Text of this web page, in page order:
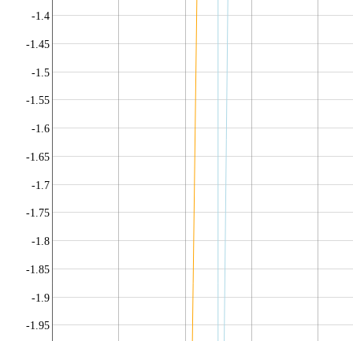
-1.95
-1.9
-1.85
-1.8
-1.75
-1.7
-1.65
-1.6
-1.55
-1.5
-1.45
-1.4